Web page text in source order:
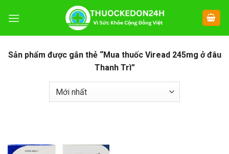
đến
Sản phẩm được gắn thẻ “Mua thuốc Viread 245mg ở đâu
Thanh Trì”